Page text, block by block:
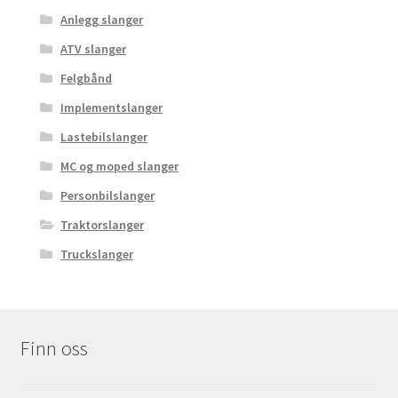
Anlegg slanger
ATV slanger
Felgbånd
Implementslanger
Lastebilslanger
MC og moped slanger
Personbilslanger
Traktorslanger
Truckslanger
Finn oss